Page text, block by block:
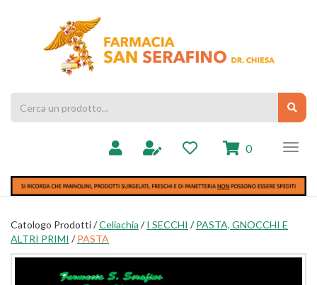
Prodotto
0 prodotti
inseriti
Catologo Prodotti /Celiachia /I SECCHI /PASTA, GNOCCHI E
ALTRI PRIMI /PASTA